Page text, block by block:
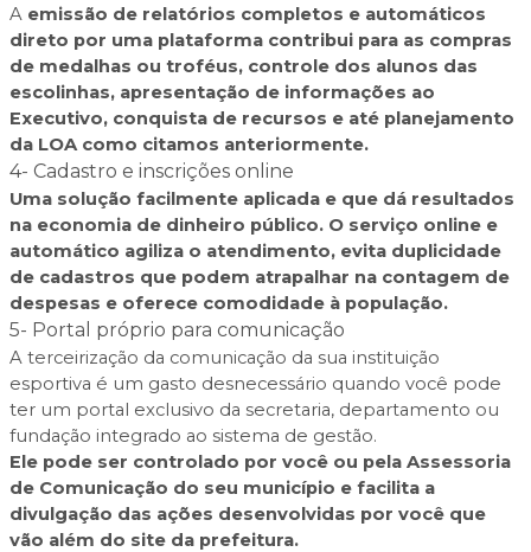
A emissão de relatórios completos e automáticos
direto por uma plataforma contribui para as compras
de medalhas ou troféus, controle dos alunos das
escolinhas, apresentação de informações ao
Executivo, conquista de recursos e até planejamento
da LOA como citamos anteriormente.
4- Cadastro e inscrições online
Uma solução facilmente aplicada e que dá resultados
na economia de dinheiro público. O serviço online e
automático agiliza o atendimento, evita duplicidade
de cadastros que podem atrapalhar na contagem de
despesas e oferece comodidade à população.
5- Portal próprio para comunicação
A terceirização da comunicação da sua instituição
esportiva é um gasto desnecessário quando você pode
ter um portal exclusivo da secretaria, departamento ou
fundação integrado ao sistema de gestão.
Ele pode ser controlado por você ou pela Assessoria
de Comunicação do seu município e facilita a
divulgação das ações desenvolvidas por você que
vão além do site da prefeitura.